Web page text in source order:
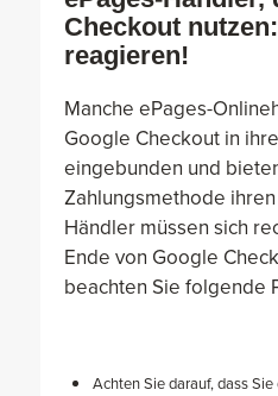
Checkout
reagieren!
Manche ePages-
Google Checkout in
eingebunden und
Zahlungsmethode
Händler müssen sich
Ende von Google
beachten Sie folgende
Achten Sie darauf, dass